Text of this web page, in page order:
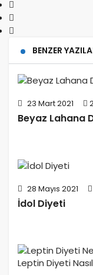
BENZER
23 Mart 2021
Beyaz Lahana
28 Mayıs 2021
İdol Diyeti